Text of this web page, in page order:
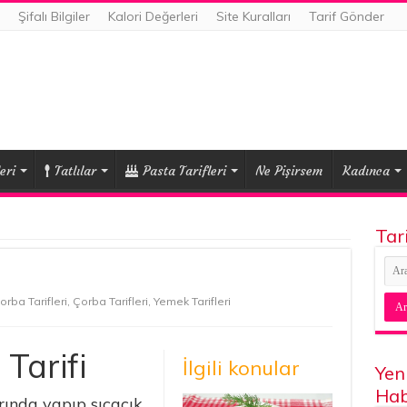
Şifalı Bilgiler Kalori Değerleri Site Kuralları Tarif Gönder
Tatlılar Pasta Tarifleri Ne Pişirsem Kadınca
Tarifleri, Çorba Tarifleri, Yemek Tarifleri
İlgili konular
Tarifi